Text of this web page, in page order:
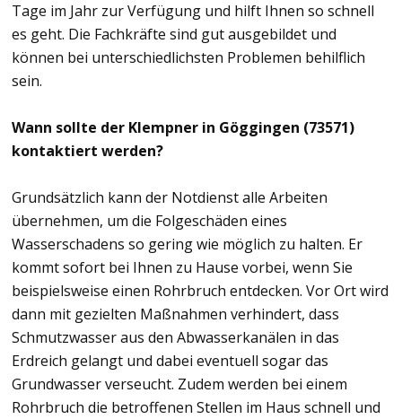
Tage im Jahr zur Verfügung und hilft Ihnen so schnell
es geht. Die Fachkräfte sind gut ausgebildet und
können bei unterschiedlichsten Problemen behilflich
sein.
Wann sollte der Klempner in Göggingen (73571)
kontaktiert werden?
Grundsätzlich kann der Notdienst alle Arbeiten
übernehmen, um die Folgeschäden eines
Wasserschadens so gering wie möglich zu halten. Er
kommt sofort bei Ihnen zu Hause vorbei, wenn Sie
beispielsweise einen Rohrbruch entdecken. Vor Ort wird
dann mit gezielten Maßnahmen verhindert, dass
Schmutzwasser aus den Abwasserkanälen in das
Erdreich gelangt und dabei eventuell sogar das
Grundwasser verseucht. Zudem werden bei einem
Rohrbruch die betroffenen Stellen im Haus schnell und